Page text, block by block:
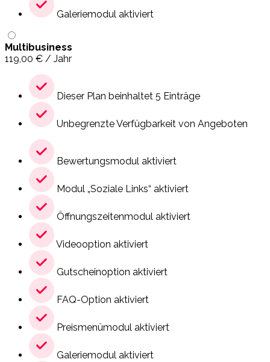
Galeriemodul aktiviert
Multibusiness
119,00 € / Jahr
Dieser Plan beinhaltet 5 Einträge
Unbegrenzte Verfügbarkeit von Angeboten
Bewertungsmodul aktiviert
Modul „Soziale Links“ aktiviert
Öffnungszeitenmodul aktiviert
Videooption aktiviert
Gutscheinoption aktiviert
FAQ-Option aktiviert
Preismenümodul aktiviert
Galeriemodul aktiviert